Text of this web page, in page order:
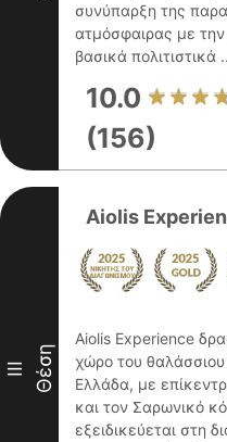
συνύπαρξη της
ατμόσφαιρας με
βασικά πολιτιστικά
10.0
(156)
III Θέση
Aiolis
Aiolis Experience
χώρο του
Ελλάδα, με
και τον Σαρωνικό
εξειδικεύεται στη